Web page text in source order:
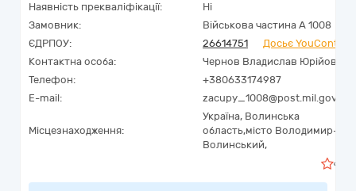
Наявність прекваліфікації:
Ні
Замовник:
Військова частина А 1008
ЄДРПОУ:
26614751
Досьє YouControl
Контактна особа:
Чернов Владислав Юрійович
Телефон:
+380633174987
E-mail:
zacupy_1008@post.mil.gov.ua
Місцезнаходження:
Україна, Волинська
область,місто Володимир-
Волинський,